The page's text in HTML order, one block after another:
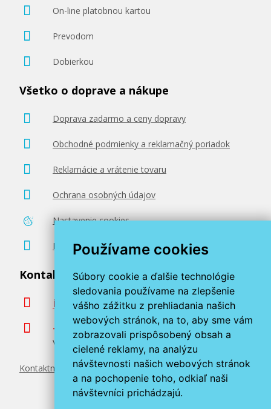
Používame cookies
Súbory cookie a ďalšie technológie
sledovania používame na zlepšenie
vášho zážitku z prehliadania našich
webových stránok, na to, aby sme vám
zobrazovali prispôsobený obsah a
cielené reklamy, na analýzu
návštevnosti našich webových stránok
a na pochopenie toho, odkiaľ naši
návštevníci prichádzajú.
On-line platobnou kartou
Prevodom
Dobierkou
Všetko o doprave a nákupe
Doprava zadarmo a ceny dopravy
Obchodné podmienky a reklamačný poriadok
Reklamácie a vrátenie tovaru
Ochrana osobných údajov
Nastavenie cookies
Poradenstvo zadarmo
Kontaktujte nás
info@miroluk.sk
+420 377 222 313
Volajte v pracovné dni od 8. do 17. hod.
Kontaktné údaje